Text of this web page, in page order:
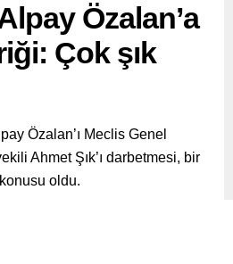
Özalan’a
Çok şık
Özalan’ı Meclis Genel
Ahmet Şık’ı darbetmesi, bir
oldu.